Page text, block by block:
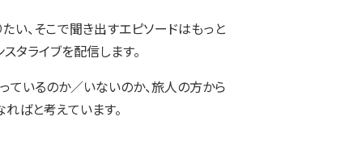
い、そこで聞き出すエピソードはもっと
タライブを配信します。
ているのか／いないのか、旅人の方から
ばと考えています。